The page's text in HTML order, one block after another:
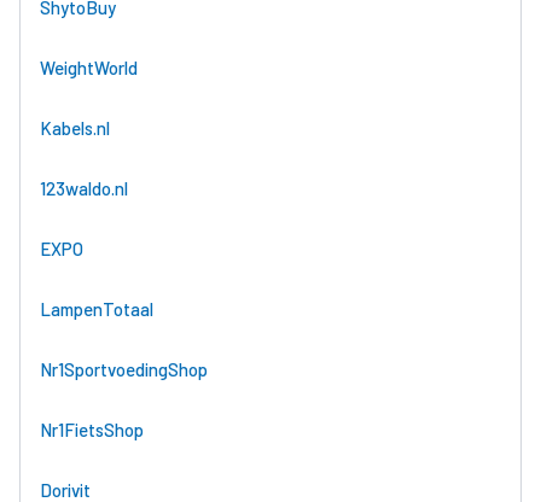
ShytoBuy
WeightWorld
Kabels.nl
123waldo.nl
EXPO
LampenTotaal
Nr1SportvoedingShop
Nr1FietsShop
Dorivit